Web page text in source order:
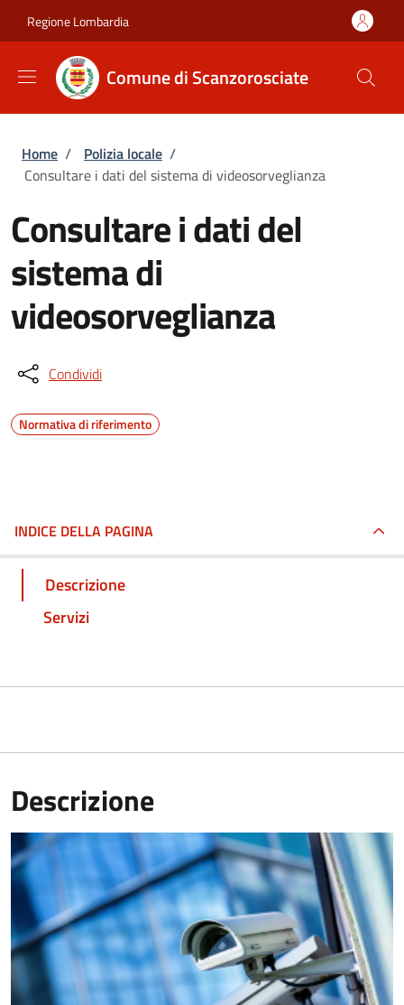
Regione Lombardia
Comune di Scanzorosciate
Briciole di pane
Home / Polizia locale /
Consultare i dati del sistema di videosorveglianza
Consultare i dati del
sistema di
videosorveglianza
Condividi
Normativa di riferimento
INDICE DELLA PAGINA
Descrizione
Servizi
Descrizione